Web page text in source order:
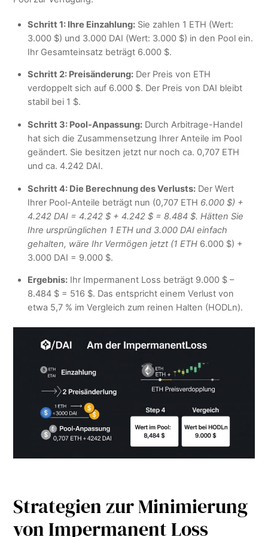
Schritt 1: Ihre Einzahlung:Sie zahlen 1 ETH (Wert:
3.000 $) und 3.000 DAI (Wert: 3.000 $) in den Pool ein.
Ihr Gesamteinsatz beträgt 6.000 $.
Schritt 2: Preisänderung:Der Preis von ETH
verdoppelt sich auf 6.000 $. Der Preis von DAI bleibt
stabil bei 1 $.
Schritt 3: Pool-Anpassung:Durch Arbitrage-Handel
hat sich die Zusammensetzung Ihrer Anteile im Pool
geändert. Sie besitzen jetzt nur noch ca. 0,707 ETH
und ca. 4.242 DAI.
Schritt 4: Die Berechnung des Verlusts:Der Wert
Ihrer Pool-Anteile beträgt nun (0,707 ETH 6.000 $) +
4.242 DAI = 4.242 $ + 4.242 $ = 8.484 $. Hätten Sie
Ihre ursprünglichen 1 ETH und 3.000 DAI einfach
gehalten, wäre Ihr Vermögen jetzt (1 ETH 6.000 $) +
3.000 DAI = 9.000 $.
Ergebnis:Ihr Impermanent Loss beträgt 9.000 $ –
8.484 $ = 516 $. Das entspricht einem Verlust von
etwa 5,7 % im Vergleich zum reinen Halten (HODLn).
Strategien zur Minimierung
von Impermanent Loss